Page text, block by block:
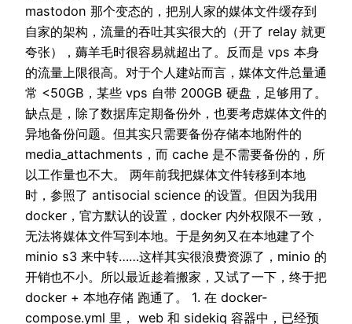
mastodon 那个变态的，把别人家的媒体文件缓存到
自家的架构，流量的吞吐其实很大的（开了 relay 就更
夸张），薅羊毛时很容易就超出了。反而是 vps 本身
的流量上限很高。对于个人建站而言，媒体文件总量通
常 <50GB，某些 vps 自带 200GB 硬盘，足够用了。
缺点是，除了数据库定期备份外，也要考虑媒体文件的
异地备份问题。但其实只需要备份存储本地附件的
media_attachments，而 cache 是不需要备份的，所
以工作量也不大。 两年前我把媒体文件转移到本地
时，参照了 antisocial science 的设置。但因为我用
docker，官方默认的设置，docker 内外权限不一致，
无法将媒体文件写到本地。于是匆匆又在本地建了个
minio s3 来中转……这样其实很浪费资源了，minio 的
开销也不小。所以最近趁着搬家，又试了一下，终于把
docker + 本地存储 跑通了。 1. 在 docker-
compose.yml 里， web 和 sidekiq 容器中，已经预